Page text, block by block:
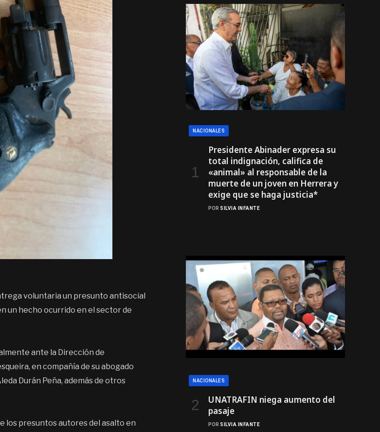
voluntaria un presunto antisocial
un hecho ocurrido en el sector de
ante la Dirección de
en compañía de su abogado
Durán Peña, además de otros
los presuntos autores del asalto en
NACIONALES
Presidente Abinader expresa su
total indignación, califica de
«animal» al responsable de la
muerte de un joven en Herrera y
exige que se haga justicia*
POR SILVIA INFANTE
NACIONALES
UNATRAFIN niega aumento del
pasaje
POR SILVIA INFANTE